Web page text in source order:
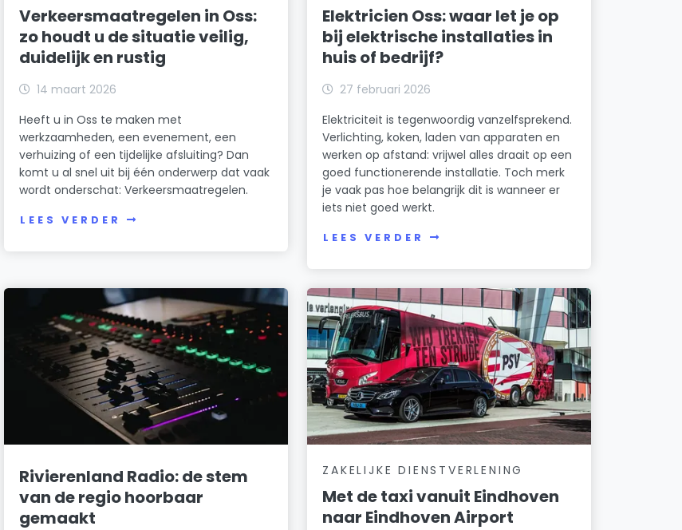
Verkeersmaatregelen in Oss:
zo houdt u de situatie veilig,
duidelijk en rustig
14 maart 2026
Heeft u in Oss te maken met
werkzaamheden, een evenement, een
verhuizing of een tijdelijke afsluiting? Dan
komt u al snel uit bij één onderwerp dat vaak
wordt onderschat: Verkeersmaatregelen.
LEES VERDER
Elektricien Oss: waar let je op
bij elektrische installaties in
huis of bedrijf?
27 februari 2026
Elektriciteit is tegenwoordig vanzelfsprekend.
Verlichting, koken, laden van apparaten en
werken op afstand: vrijwel alles draait op een
goed functionerende installatie. Toch merk
je vaak pas hoe belangrijk dit is wanneer er
iets niet goed werkt.
LEES VERDER
Rivierenland Radio: de stem
van de regio hoorbaar
gemaakt
ZAKELIJKE DIENSTVERLENING
Met de taxi vanuit Eindhoven
naar Eindhoven Airport